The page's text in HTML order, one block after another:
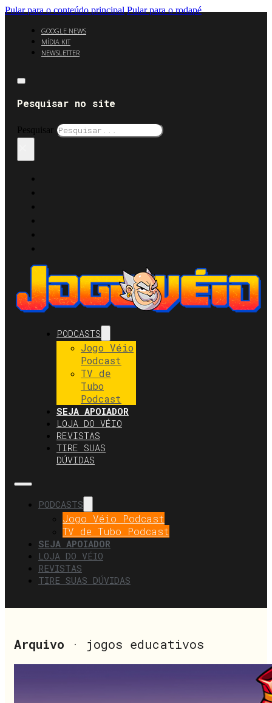
Pular para o conteúdo principal Pular para o rodapé
GOOGLE NEWS
MÍDIA KIT
NEWSLETTER
Pesquisar no site
Pesquisar
PODCASTS
Jogo Véio
Podcast
TV de
Tubo
Podcast
SEJA APOIADOR
LOJA DO VÉIO
REVISTAS
TIRE SUAS
DÚVIDAS
PODCASTS
Jogo Véio Podcast
TV de Tubo Podcast
SEJA APOIADOR
LOJA DO VÉIO
REVISTAS
TIRE SUAS DÚVIDAS
Arquivo · jogos educativos